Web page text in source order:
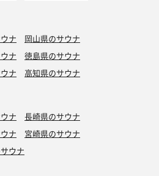
ナ
岡山県のサウナ
ナ
徳島県のサウナ
ナ 高知県のサウナ
ナ
長崎県のサウナ
ナ
宮崎県のサウナ
ウナ